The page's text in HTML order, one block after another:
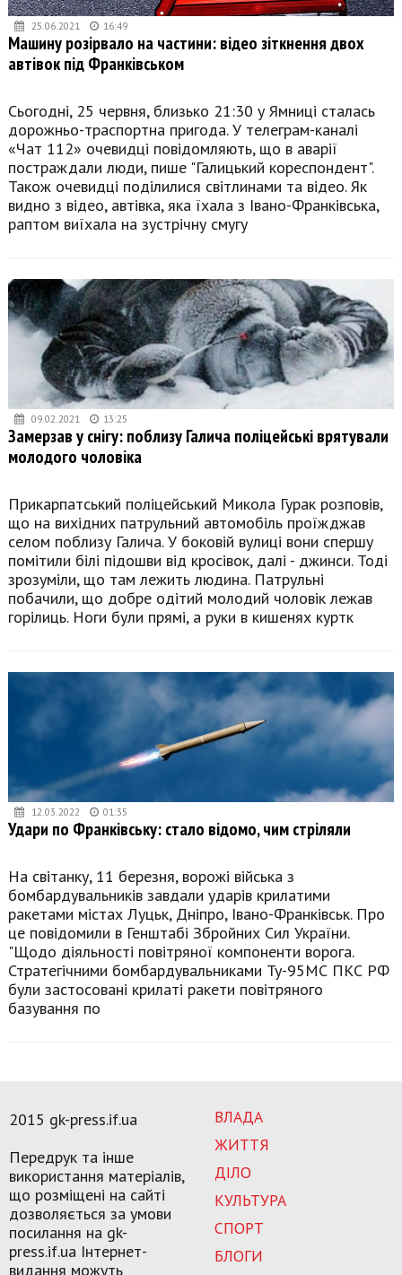
25.06.2021 16:49
Машину розірвало на частини: відео зіткнення двох
автівок під Франківськом
Сьогодні, 25 червня, близько 21:30 у Ямниці сталась
дорожньо-траспортна пригода. У телеграм-каналі
«Чат 112» очевидці повідомляють, що в аварії
постраждали люди, пише "Галицький кореспондент".
Також очевидці поділилися світлинами та відео. Як
видно з відео, автівка, яка їхала з Івано-Франківська,
раптом виїхала на зустрічну смугу
09.02.2021 13:25
Замерзав у снігу: поблизу Галича поліцейські врятували
молодого чоловіка
Прикарпатський поліцейський Микола Гурак розповів,
що на вихідних патрульний автомобіль проїжджав
селом поблизу Галича. У боковій вулиці вони спершу
помітили білі підошви від кросівок, далі - джинси. Тоді
зрозуміли, що там лежить людина. Патрульні
побачили, що добре одітий молодий чоловік лежав
горілиць. Ноги були прямі, а руки в кишенях куртк
12.03.2022 01:35
Удари по Франківську: стало відомо, чим стріляли
На світанку, 11 березня, ворожі війська з
бомбардувальників завдали ударів крилатими
ракетами містах Луцьк, Дніпро, Івано-Франківськ. Про
це повідомили в Генштабі Збройних Сил України.
"Щодо діяльності повітряної компоненти ворога.
Стратегічними бомбардувальниками Ту-95МС ПКС РФ
були застосовані крилаті ракети повітряного
базування по
ВЛАДА
ЖИТТЯ
ДІЛО
КУЛЬТУРА
СПОРТ
БЛОГИ
2015 gk-press.if.ua
Передрук та інше
використання матеріалів,
що розміщені на сайті
дозволяється за умови
посилання на gk-
press.if.ua Інтернет-
видання можуть